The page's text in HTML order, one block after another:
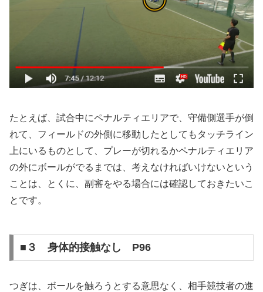
たとえば、試合中にペナルティエリアで、守備側選手が倒
れて、フィールドの外側に移動したとしてもタッチライン
上にいるものとして、プレーが切れるかペナルティエリア
の外にボールがでるまでは、考えなければいけないという
ことは、とくに、副審をやる場合には確認しておきたいこ
とです。
■３ 身体的接触なし P96
つぎは、ボールを触ろうとする意思なく、相手競技者の進